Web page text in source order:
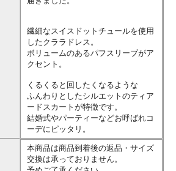
繊細なスイスドットチュールを使用
したクララドレス。
ボリュームのあるパフスリーブがア
クセント。
くるくると回したくなるような
ふんわりとしたシルエットのティア
ードスカートが特徴です。
結婚式やパーティーなどお呼ばれコ
ーデにピッタリ。
本商品は商品到着後の返品・サイズ
交換は承っておりません。